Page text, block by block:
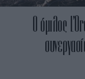
Ο όμιλος